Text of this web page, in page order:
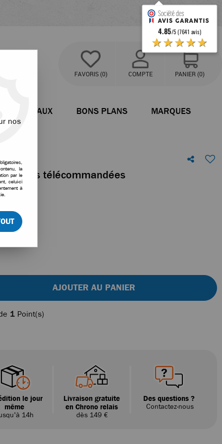
FAVORIS (0) COMPTE PANIER (0)
BATEAUX BONS PLANS MARQUES
télécommandées
avis
AJOUTER AU PANIER
1 Point(s)
le jour
même
14h
Livraison gratuite
en Chrono relais
dès 149 €
Des questions ?
Contactez-nous
nos
la
par le
celui-ci
à
4.85/5 (7641 avis)
★★★★★